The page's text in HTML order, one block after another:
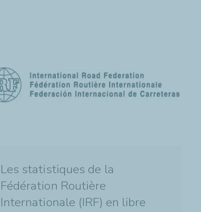
Les statistiques de la
Fédération Routière
Internationale (IRF) en libre